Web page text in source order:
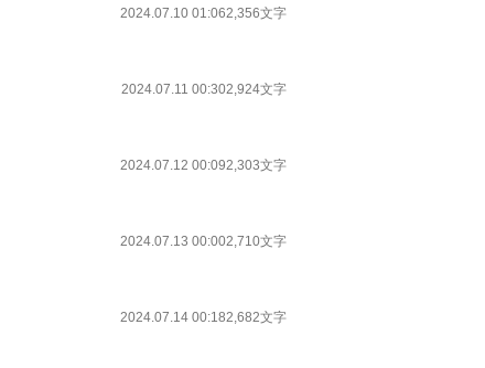
2024.07.10 01:062,356文字
2024.07.11 00:302,924文字
2024.07.12 00:092,303文字
2024.07.13 00:002,710文字
2024.07.14 00:182,682文字